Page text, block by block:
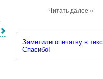
Читать далее »
Заметили опечатку в
Спасибо!